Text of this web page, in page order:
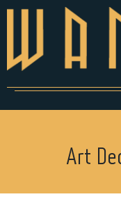
Art